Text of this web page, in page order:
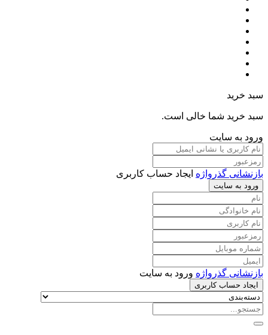
سبد خرید
سبد خرید شما خالی است.
ورود به سایت
بازنشانی گذرواژه ایجاد حساب کاربری
ورود به سایت
بازنشانی گذرواژه ورود به سایت
ایجاد حساب کاربری